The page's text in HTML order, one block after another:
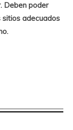
Deben poder
sitios adecuados